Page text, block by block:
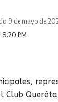
8:20 PM
9 de mayo de
Club